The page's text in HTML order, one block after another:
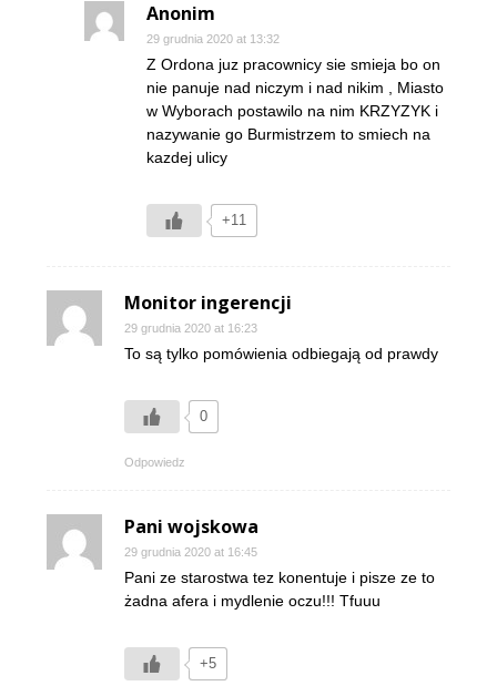
Anonim
29 grudnia 2020 at 13:32
Z Ordona juz pracownicy sie smieja bo on
nie panuje nad niczym i nad nikim , Miasto
w Wyborach postawilo na nim KRZYZYK i
nazywanie go Burmistrzem to smiech na
kazdej ulicy
+11
Monitor ingerencji
29 grudnia 2020 at 16:23
To są tylko pomówienia odbiegają od prawdy
0
Odpowiedz
Pani wojskowa
29 grudnia 2020 at 16:45
Pani ze starostwa tez konentuje i pisze ze to
żadna afera i mydlenie oczu!!! Tfuuu
+5